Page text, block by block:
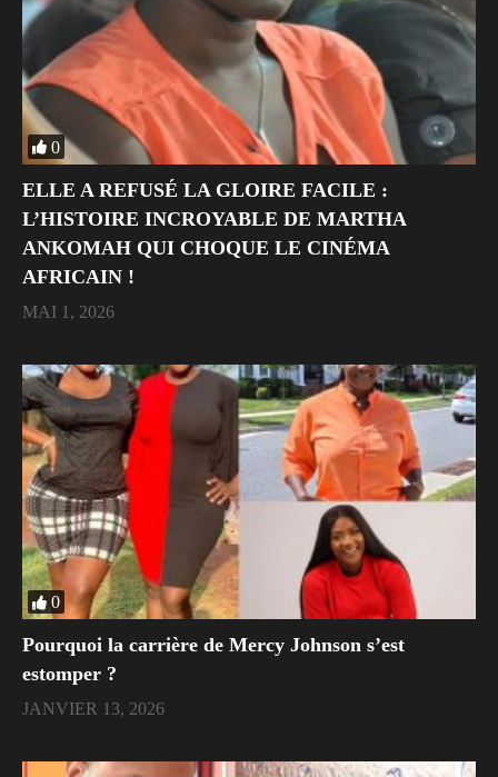
0
ELLE A REFUSÉ LA GLOIRE FACILE :
L’HISTOIRE INCROYABLE DE MARTHA
ANKOMAH QUI CHOQUE LE CINÉMA
AFRICAIN !
MAI 1, 2026
0
Pourquoi la carrière de Mercy Johnson s’est
estomper ?
JANVIER 13, 2026